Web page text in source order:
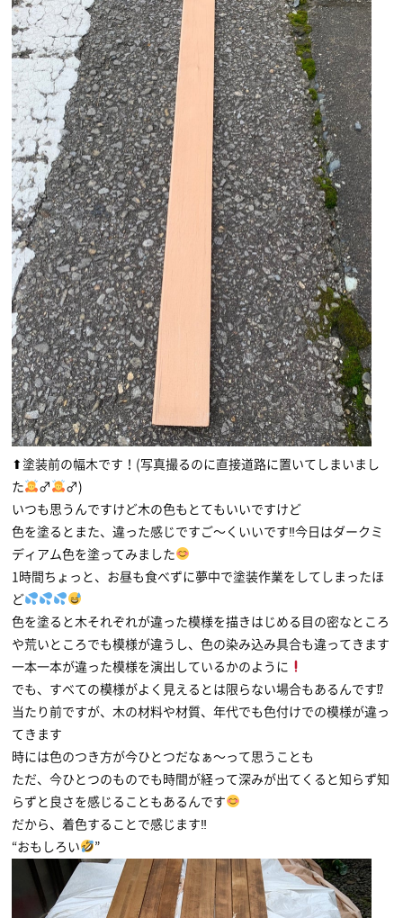
⬆塗装前の幅木です！(写真撮るのに直接道路に置いてしまいまし
た
‍♂
‍♂)
いつも思うんですけど木の色もとてもいいですけど
色を塗るとまた、違った感じですご〜くいいです‼今日はダークミ
ディアム色を塗ってみました
1時間ちょっと、お昼も食べずに夢中で塗装作業をしてしまったほ
ど
色を塗ると木それぞれが違った模様を描きはじめる目の密なところ
や荒いところでも模様が違うし、色の染み込み具合も違ってきます
一本一本が違った模様を演出しているかのように
でも、すべての模様がよく見えるとは限らない場合もあるんです⁉
当たり前ですが、木の材料や材質、年代でも色付けでの模様が違っ
てきます
時には色のつき方が今ひとつだなぁ〜って思うことも
ただ、今ひとつのものでも時間が経って深みが出てくると知らず知
らずと良さを感じることもあるんです
だから、着色することで感じます‼
“おもしろい
”